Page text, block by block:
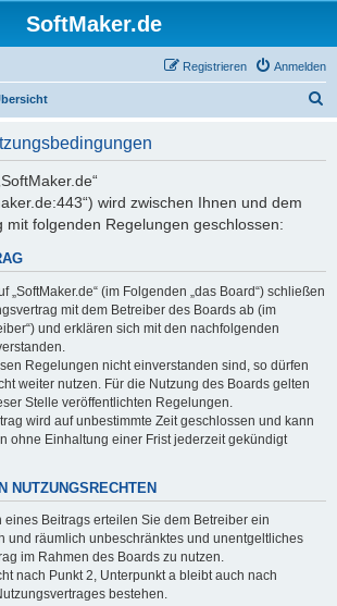
SoftMaker.de
Anmelden
Registrieren
wird zwischen Ihnen und dem
mit folgenden Regelungen geschlossen:
„SoftMaker.de“ (im Folgenden „das Board“) schließen
mit dem Betreiber des Boards ab (im
und erklären sich mit den nachfolgenden
Regelungen nicht einverstanden sind, so dürfen
weiter nutzen. Für die Nutzung des Boards gelten
Stelle veröffentlichten Regelungen.
wird auf unbestimmte Zeit geschlossen und kann
ohne Einhaltung einer Frist jederzeit gekündigt
NUTZUNGSRECHTEN
eines Beitrags erteilen Sie dem Betreiber ein
und räumlich unbeschränktes und unentgeltliches
im Rahmen des Boards zu nutzen.
nach Punkt 2, Unterpunkt a bleibt auch nach
bestehen.